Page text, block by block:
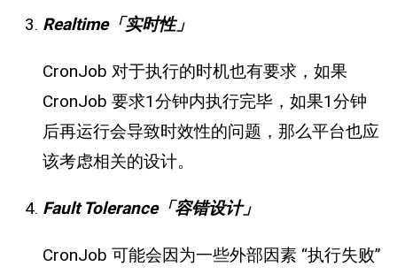
Realtime「实时性」
CronJob 对于执行的时机也有要求，如果
CronJob 要求1分钟内执行完毕，如果1分钟
后再运行会导致时效性的问题，那么平台也应
该考虑相关的设计。
Fault Tolerance「容错设计」
CronJob 可能会因为一些外部因素 “执行失败”